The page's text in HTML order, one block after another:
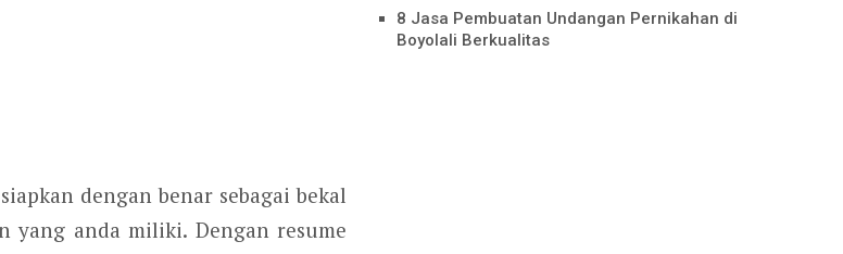
dengan benar sebagai bekal
yang anda miliki. Dengan resume
8 Jasa Pembuatan Undangan Pernikahan di
Boyolali Berkualitas